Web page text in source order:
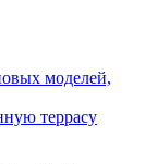
моделей,
террасу